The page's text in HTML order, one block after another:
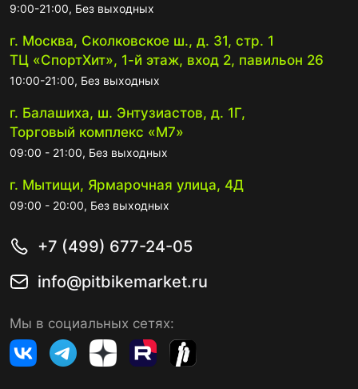
9:00-21:00, Без выходных
г. Москва, Сколковское ш., д. 31, стр. 1
ТЦ «СпортХит», 1-й этаж, вход 2, павильон 26
10:00-21:00, Без выходных
г. Балашиха, ш. Энтузиастов, д. 1Г,
Торговый комплекс «М7»
09:00 - 21:00, Без выходных
г. Мытищи, Ярмарочная улица, 4Д
09:00 - 20:00, Без выходных
+7 (499) 677-24-05
info@pitbikemarket.ru
Мы в социальных сетях: